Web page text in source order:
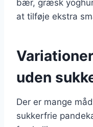
bær, græsk
at tilføje ekstra
uden
Der er mange
sukkerfrie